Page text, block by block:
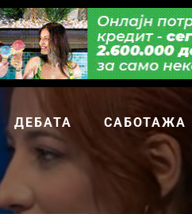
ДЕБАТА САБОТАЖА